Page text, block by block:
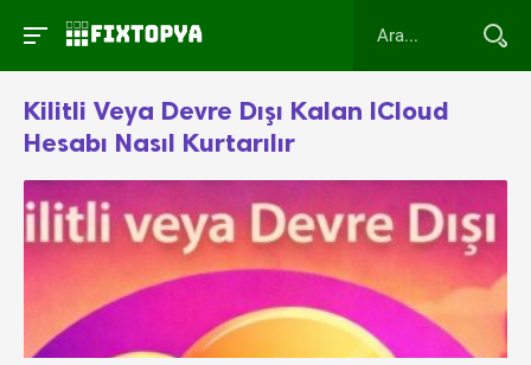
Kilitli Veya Devre Dışı Kalan ICloud
Hesabı Nasıl Kurtarılır